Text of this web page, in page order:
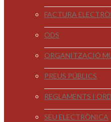
FACTURA
ODS
ORGANITZACIÓ
PREUS PÚBLICS
REGLAMENTS I
SEU ELECTRÒNICA